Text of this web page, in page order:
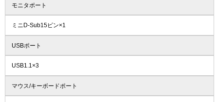
モニタポート
ミニD-Sub15ピン×1
USBポート
USB1.1×3
マウス/キーボードポート